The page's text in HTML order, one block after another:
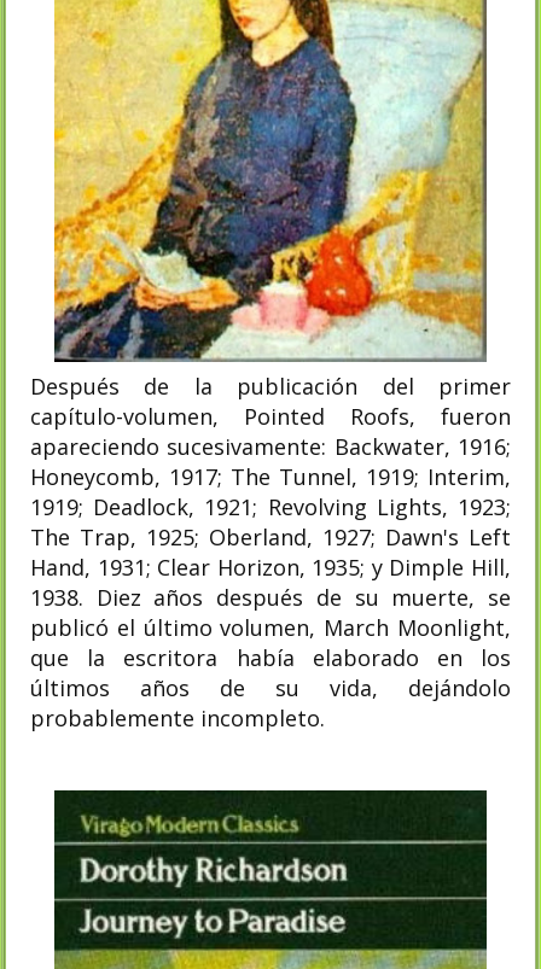
Después de la publicación del primer
capítulo-volumen, Pointed Roofs, fueron
apareciendo sucesivamente: Backwater, 1916;
Honeycomb, 1917; The Tunnel, 1919; Interim,
1919; Deadlock, 1921; Revolving Lights, 1923;
The Trap, 1925; Oberland, 1927; Dawn's Left
Hand, 1931; Clear Horizon, 1935; y Dimple Hill,
1938. Diez años después de su muerte, se
publicó el último volumen, March Moonlight,
que la escritora había elaborado en los
últimos años de su vida, dejándolo
probablemente incompleto.